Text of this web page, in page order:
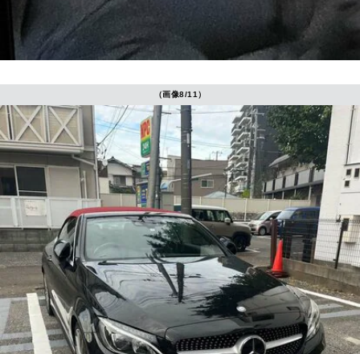
（画像8/11）